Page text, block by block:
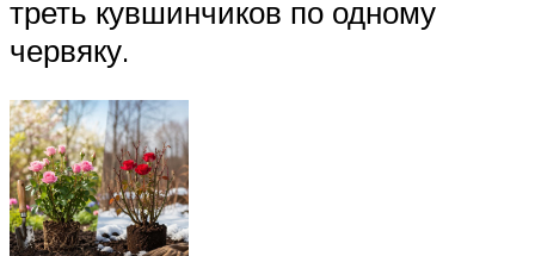
треть кувшинчиков по одному
червяку.